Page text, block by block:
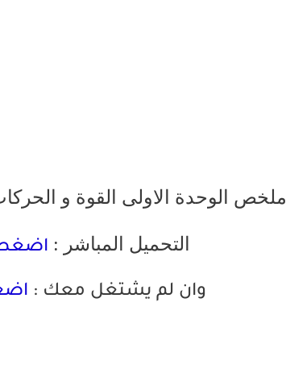
الوحدة الاولى القوة و
التحميل المباشر :
وان لم يشتغل معك :